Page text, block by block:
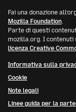
Fai una donazione
Mozilla Foundation.
Parte di questi
mozilla.org. I contenuti
licenza Creative
Informativa sulla
Cookie
Note legali
Linee guida per la